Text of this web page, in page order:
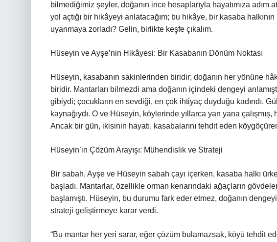
bilmediğimiz şeyler, doğanın ince hesaplarıyla hayatımıza adım
yol açtığı bir hikâyeyi anlatacağım; bu hikâye, bir kasaba halkının
uyanmaya zorladı? Gelin, birlikte keşfe çıkalım.
Hüseyin ve Ayşe’nin Hikâyesi: Bir Kasabanın Dönüm Noktası
Hüseyin, kasabanın sakinlerinden biridir; doğanın her yönüne
biridir. Mantarları bilmezdi ama doğanın içindeki dengeyi
gibiydi; çocukların en sevdiği, en çok ihtiyaç duyduğu kadındı.
kaynağıydı. O ve Hüseyin, köylerinde yıllarca yan yana
Ancak bir gün, ikisinin hayatı, kasabalarını tehdit eden
Hüseyin’in Çözüm Arayışı: Mühendislik ve Strateji
Bir sabah, Ayşe ve Hüseyin sabah çayı içerken, kasaba halkı
başladı. Mantarlar, özellikle orman kenarındaki ağaçların
başlamıştı. Hüseyin, bu durumu fark eder etmez, doğanın
strateji geliştirmeye karar verdi.
“Bu mantar her yeri sarar, eğer çözüm bulamazsak, köyü tehdit